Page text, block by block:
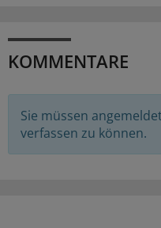
KOMMENTARE
Sie müssen
verfassen zu können.